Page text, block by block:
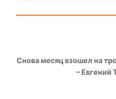
Снова месяц взошел на
– Евгений